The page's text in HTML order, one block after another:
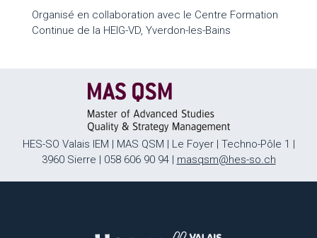
Organisé en collaboration avec le Centre Formation
Continue de la HEIG-VD, Yverdon-les-Bains
HES-SO Valais IEM | MAS QSM | Le Foyer | Techno-Pôle 1 |
3960 Sierre | 058 606 90 94 | masqsm@hes-so.ch